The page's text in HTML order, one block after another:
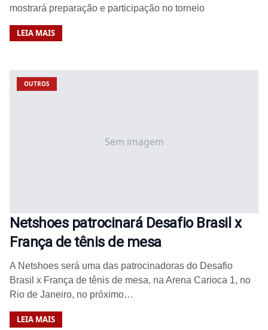
mostrará preparação e participação no torneio
LEIA MAIS
Sem imagem
OUTROS
Netshoes patrocinará Desafio Brasil x
França de tênis de mesa
A Netshoes será uma das patrocinadoras do Desafio
Brasil x França de tênis de mesa, na Arena Carioca 1, no
Rio de Janeiro, no próximo…
LEIA MAIS